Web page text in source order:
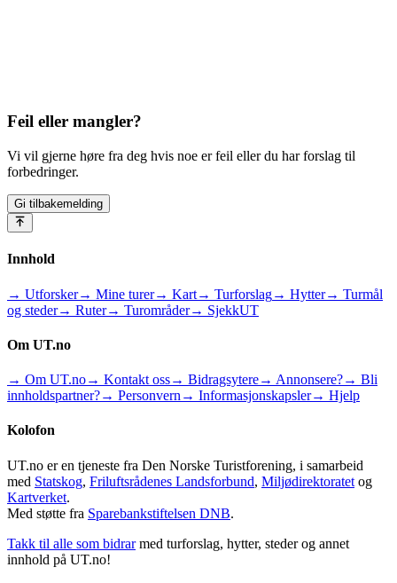
Feil eller mangler?
Vi vil gjerne høre fra deg hvis noe er feil eller du har forslag til
forbedringer.
Gi tilbakemelding
Innhold
→ Utforsker→ Mine turer→ Kart→ Turforslag→ Hytter→ Turmål
og steder→ Ruter→ Turområder→ SjekkUT
Om UT.no
→ Om UT.no→ Kontakt oss→ Bidragsytere→ Annonsere?→ Bli
innholdspartner?→ Personvern → Informasjonskapsler→ Hjelp
Kolofon
UT.no er en tjeneste fra Den Norske Turistforening, i samarbeid
med Statskog, Friluftsrådenes Landsforbund, Miljødirektoratet og
Kartverket.
Med støtte fra Sparebankstiftelsen DNB.
Takk til alle som bidrar med turforslag, hytter, steder og annet
innhold på UT.no!